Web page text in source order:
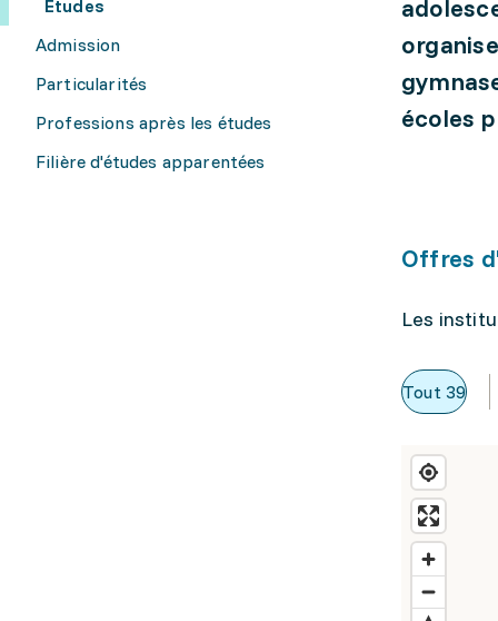
Études
Admission
Particularités
Professions après les études
Filière d'études apparentées
écoles
Offres
Les
Tout 39